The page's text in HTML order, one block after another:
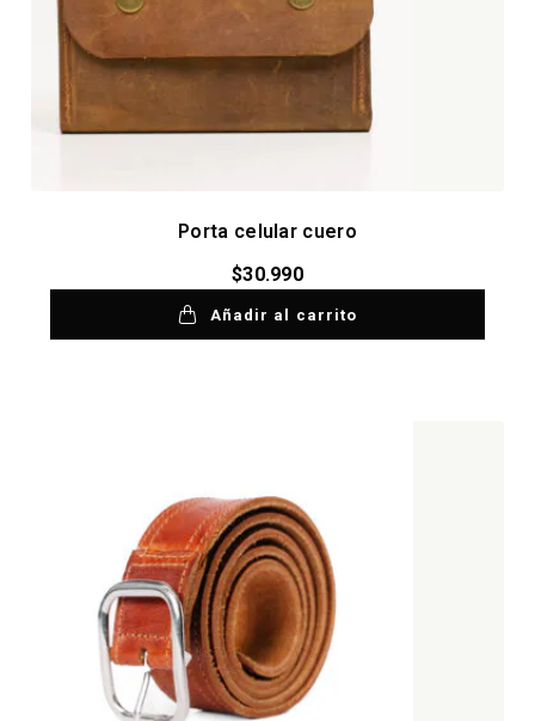
Porta celular cuero
$30.990
Añadir al carrito